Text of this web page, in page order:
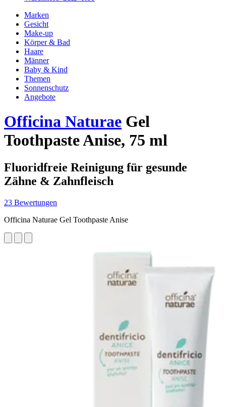
Marken
Gesicht
Make-up
Körper & Bad
Haare
Männer
Baby & Kind
Themen
Sonnenschutz
Angebote
Officina Naturae Gel
Toothpaste Anise, 75 ml
Fluoridfreie Reinigung für gesunde
Zähne & Zahnfleisch
23 Bewertungen
Officina Naturae Gel Toothpaste Anise